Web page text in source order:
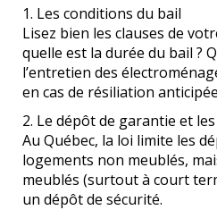
1. Les conditions du bail
Lisez bien les clauses de
quelle est la durée du bail ?
l’entretien des
en cas de résiliation
2. Le dépôt de garantie et
Au Québec, la loi limite les
logements non meublés,
meublés (surtout à court
un dépôt de sécurité.